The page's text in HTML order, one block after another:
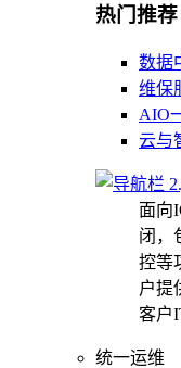
热门推荐
数据
维保
AIO
云与
面向
闭，
控等
户提
客户
统一运维